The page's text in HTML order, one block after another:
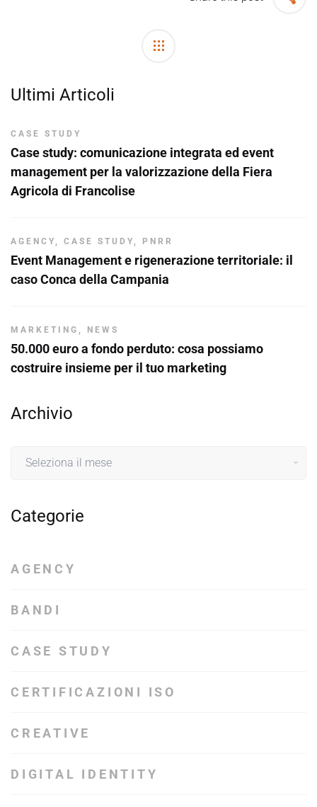
Ultimi Articoli
CASE STUDY
Case study: comunicazione integrata ed event
management per la valorizzazione della Fiera
Agricola di Francolise
AGENCY , CASE STUDY , PNRR
Event Management e rigenerazione territoriale: il
caso Conca della Campania
MARKETING , NEWS
50.000 euro a fondo perduto: cosa possiamo
costruire insieme per il tuo marketing
Archivio
Categorie
AGENCY
BANDI
CASE STUDY
CERTIFICAZIONI ISO
CREATIVE
DIGITAL IDENTITY